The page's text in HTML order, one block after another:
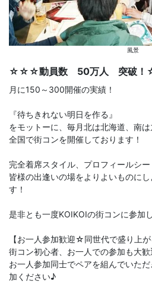
風景
☆☆☆動員数 50万人 突破
月に150～300開催の実績！
『待ちきれない明日を作る』
をモットーに、毎月北は北海道、南
全国で街コンを開催しております！
完全着席スタイル、プロフィールシ
皆様の出逢いの場をよりよいものに
す！
是非とも一度KOIKOIの街コンに参加
【お一人参加歓迎☆同世代で盛り上が
街コン初心者、お一人での参加も大歓
お一人参加同士でペアを組んでいた
加ください♪